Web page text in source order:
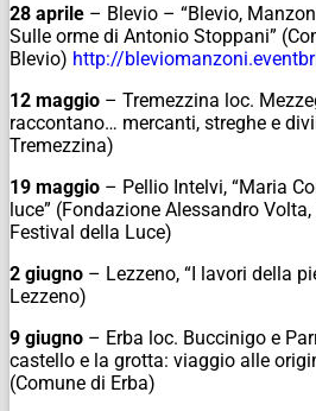
28 aprile – Blevio – “Blevio,
Sulle orme di Antonio Stoppani”
Blevio) http://
12 maggio – Tremezzina loc.
raccontano… mercanti, streghe e
Tremezzina)
19 maggio – Pellio Intelvi, “Maria
luce” (Fondazione Alessandro
Festival della Luce)
2 giugno – Lezzeno, “I lavori della
Lezzeno)
9 giugno – Erba loc. Buccinigo e
castello e la grotta: viaggio alle
(Comune di Erba)